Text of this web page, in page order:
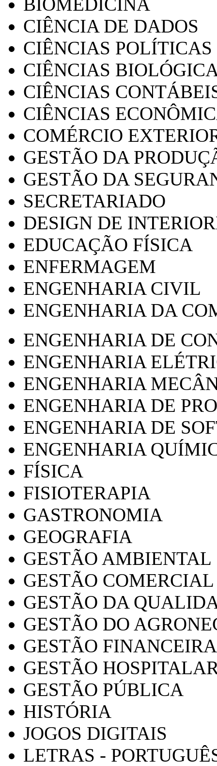
CIÊNCIA DE DADOS
CIÊNCIAS POLÍTICAS
CIÊNCIAS
CIÊNCIAS
CIÊNCIAS
COMÉRCIO
GESTÃO DA
GESTÃO DA
SECRETARIADO
DESIGN DE
EDUCAÇÃO FÍSICA
ENFERMAGEM
ENGENHARIA CIVIL
ENGENHARIA DA
ENGENHARIA DE
ENGENHARIA
ENGENHARIA
ENGENHARIA DE
ENGENHARIA DE
ENGENHARIA
FÍSICA
FISIOTERAPIA
GASTRONOMIA
GEOGRAFIA
GESTÃO AMBIENTAL
GESTÃO COMERCIAL
GESTÃO DA
GESTÃO DO
GESTÃO FINANCEIRA
GESTÃO
GESTÃO PÚBLICA
HISTÓRIA
JOGOS DIGITAIS
LETRAS -